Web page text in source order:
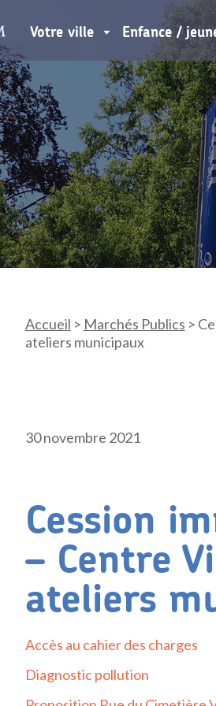
Votre ville Enfance /
Accueil > Marchés Publics >
ateliers municipaux
30 novembre 2021
Cession
– Centre
ateliers
Accès au cahier des charges
Diagnostic pollution